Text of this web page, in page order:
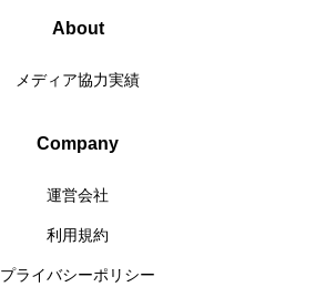
About
メディア協力実績
Company
運営会社
利用規約
プライバシーポリシー